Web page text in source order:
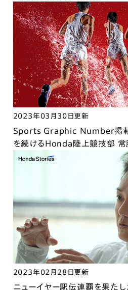
2023年03月30日更新
Sports Graphic Number掲載
を続けるHonda陸上競技部 常
2023年02月28日更新
ニューイヤー駅伝連覇を果た